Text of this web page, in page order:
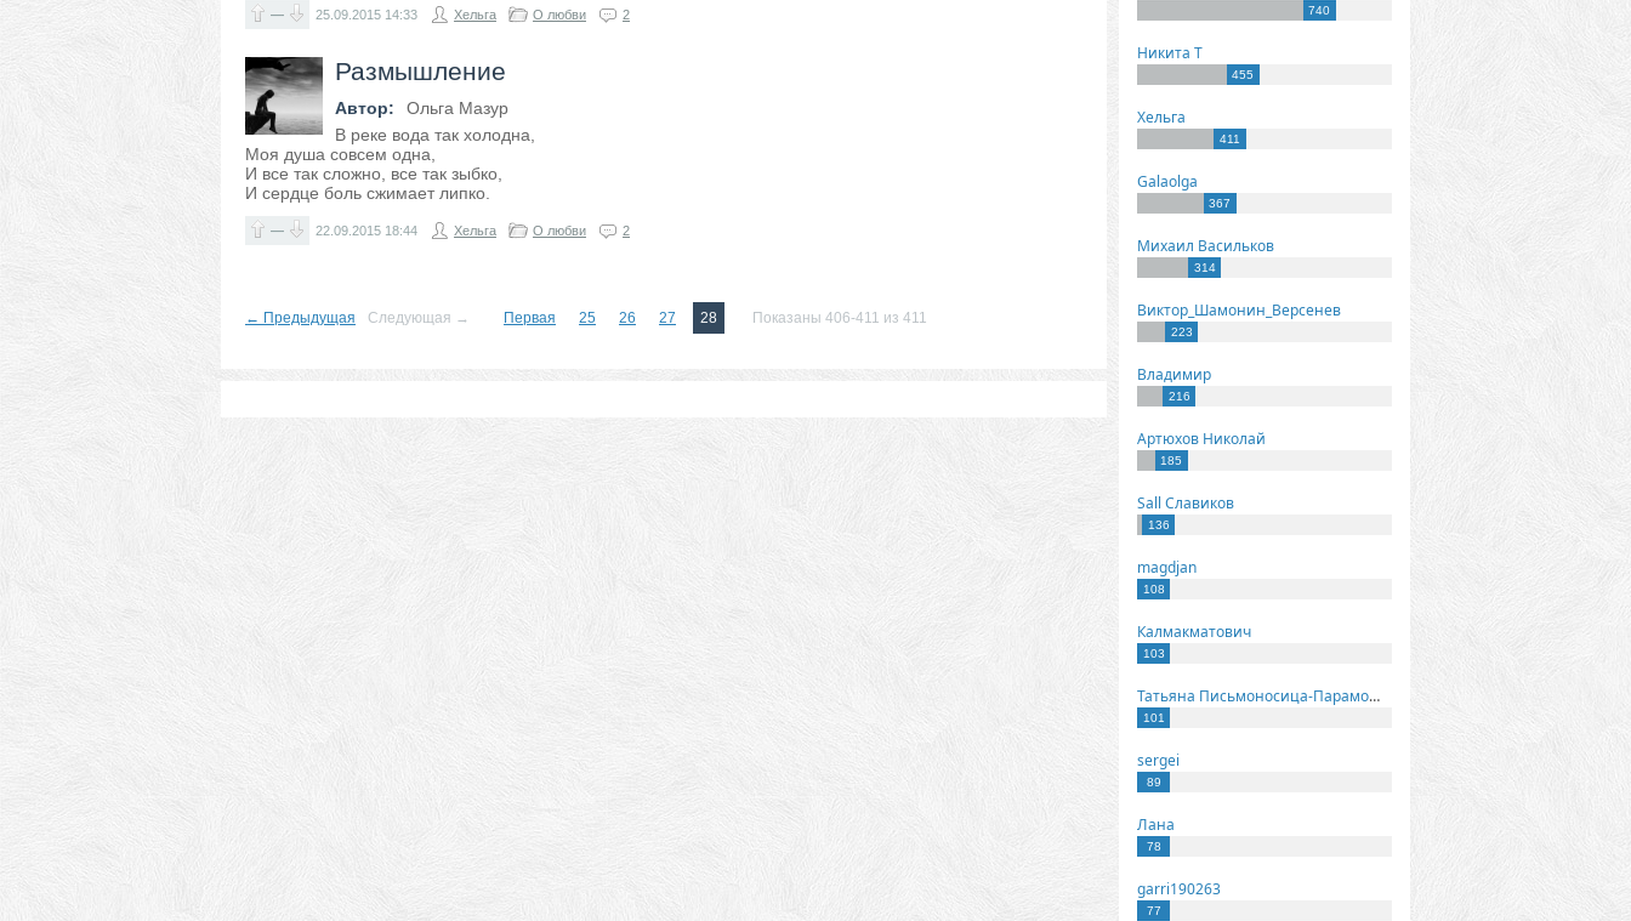
— 25.09.2015 14:33 Хельга О любви 2
Размышление
Автор:
Ольга Мазур
В реке вода так холодна,
Моя душа совсем одна,
И все так сложно, все так зыбко,
И сердце боль сжимает липко.
— 22.09.2015 18:44 Хельга О любви 2
← Предыдущая Следующая → Первая 25 26 27 28 Показаны 406-411 из 411
740
Никита Т
455
Хельга
411
Galaolga
367
Михаил Васильков
314
Виктор_Шамонин_Версенев
223
Владимир
216
Артюхов Николай
185
Sall Славиков
136
magdjan
108
Калмакматович
103
Татьяна Письмоносица-Парамонова
101
sergei
89
Лана
78
garri190263
77